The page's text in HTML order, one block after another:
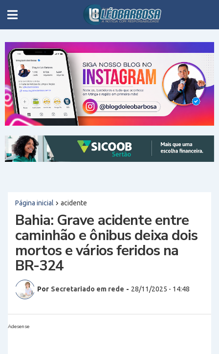
Página inicial acidente
Bahia: Grave acidente entre
caminhão e ônibus deixa dois
mortos e vários feridos na
BR-324
Por Secretariado em rede - 28/11/2025 - 14:48
Adesense